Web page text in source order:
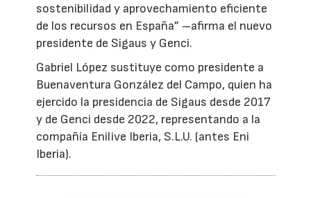
sostenibilidad y aprovechamiento eficiente
de los recursos en España” –afirma el nuevo
presidente de Sigaus y Genci.
Gabriel López sustituye como presidente a
Buenaventura González del Campo, quien ha
ejercido la presidencia de Sigaus desde 2017
y de Genci desde 2022, representando a la
compañía Enilive Iberia, S.L.U. (antes Eni
Iberia).